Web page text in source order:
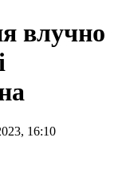
влучно
16:10